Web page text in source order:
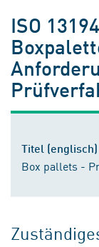
ISO 13194
Titel (englisch)
Box pallets -